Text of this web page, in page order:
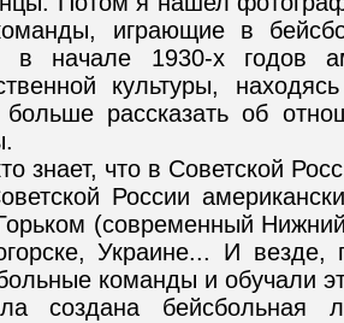
играющие в
в начале 1930-х годов
культуры,
больше рассказать об
знает, что в Советской
России
(современный
Украине... И
команды и обучали
создана